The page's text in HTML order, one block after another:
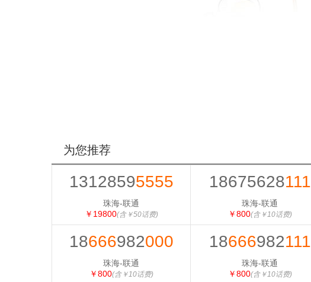
为您推荐
13128595555
珠海-联通
￥19800(含￥50话费)
18675628111
珠海-联通
￥800(含￥10话费)
18666982000
珠海-联通
￥800(含￥10话费)
18666982111
珠海-联通
￥800(含￥10话费)